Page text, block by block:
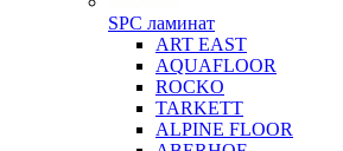
SPC ламинат
ART EAST
AQUAFLOOR
ROCKO
TARKETT
ALPINE FLOOR